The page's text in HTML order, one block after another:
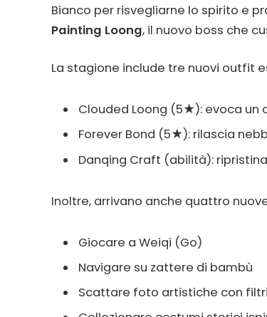
Bianco per risvegliarne lo spirito e
Painting Loong, il nuovo boss che
La stagione include tre nuovi outfit
Clouded Loong (5★): evoca un
Forever Bond (5★): rilascia
Danqing Craft (abilità):
Inoltre, arrivano anche quattro
Giocare a Weiqi (Go)
Navigare su zattere di bambù
Scattare foto artistiche con